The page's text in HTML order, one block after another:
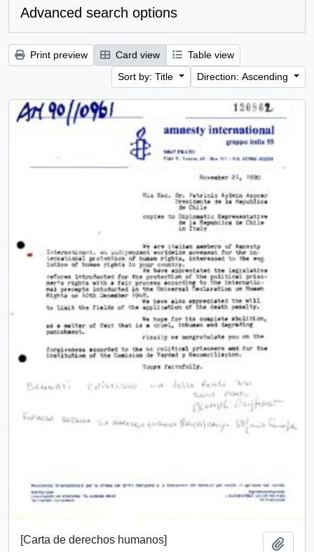
Advanced search options
Print preview Card view
Table view
Sort by: Title
Direction: Ascending
[Carta de derechos humanos]